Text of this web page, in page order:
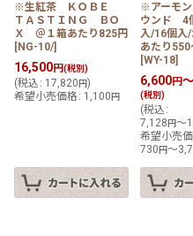
※生紅茶 ＫＯＢＥ
ＴＡＳＴＩＮＧ ＢＯ
Ｘ ＠１箱あたり825円
[NG-10/]
16,500円(税別)
(税込 : 17,820 円)
希望小売価格 : 1,100 円
※アーモ
ウンド 4
入/16個入
あたり550
[WY-18]
6,600円
(税別)
(税込 :
7,128 円～
希望小売
730 円～